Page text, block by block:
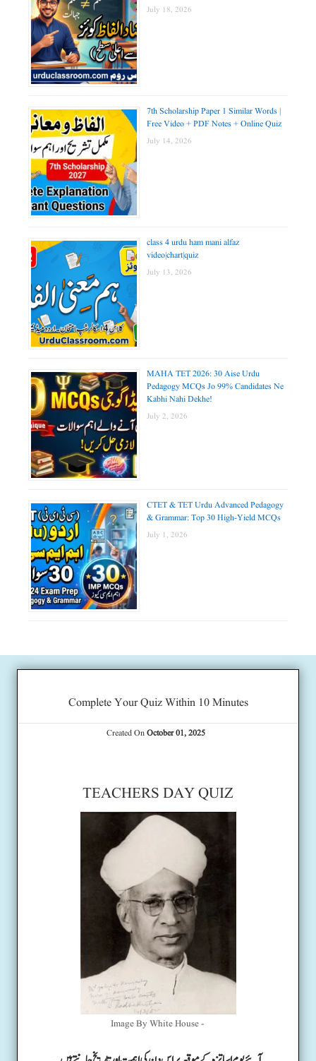
July 18, 2026
7th Scholarship Paper 1 Similar Words |
Free Video + PDF Notes + Online Quiz
July 14, 2026
class 4 urdu ham mani alfaz
video|chart|quiz
July 13, 2026
MAHA TET 2026: 30 Aise Urdu
Pedagogy MCQs Jo 99% Candidates Ne
Kabhi Nahi Dekhe!
July 2, 2026
CTET & TET Urdu Advanced Pedagogy
& Grammar: Top 30 High-Yield MCQs
July 1, 2026
Complete Your Quiz Within 10 Minutes
Created OnOctober 01, 2025
TEACHERS DAY QUIZ
Image By White House -